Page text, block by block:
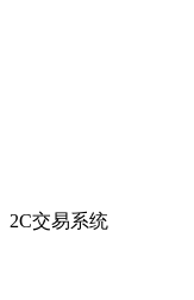
2C交易系统